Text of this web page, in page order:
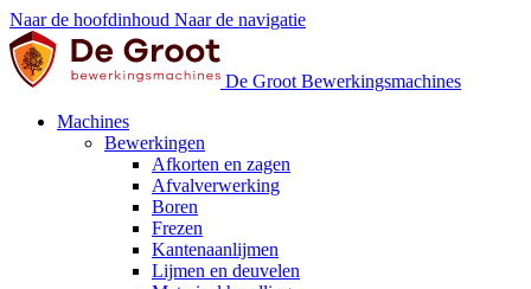
Naar de hoofdinhoud Naar de navigatie
De Groot Bewerkingsmachines
Machines
Bewerkingen
Afkorten en zagen
Afvalverwerking
Boren
Frezen
Kantenaanlijmen
Lijmen en deuvelen